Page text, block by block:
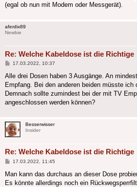
(egal ob nun mit Modem oder Messgerät).
aferdix89
Newbie
Re: Welche Kabeldose ist die Richtige
Beitrag
17.03.2022, 10:37
Alle drei Dosen haben 3 Ausgänge. An
Empfang. Bei den anderen beiden müsste ich
Demnach sollte zumindest bei der mit TV
angeschlossen werden können?
Besserwisser
Insider
Re: Welche Kabeldose ist die Richtige
Beitrag
17.03.2022, 11:45
Man kann das durchaus an dieser Dose
Es könnte allerdings noch ein